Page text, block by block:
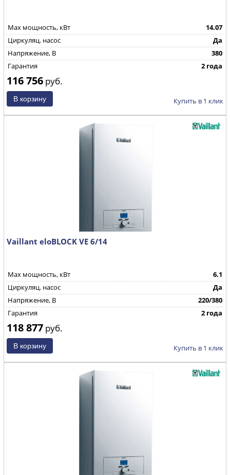
Max мощность, кВт
14.07
Циркуляц. насос
Да
Напряжение, В
380
Гарантия
2 года
116 756 руб.
Купить в 1 клик
Vaillant eloBLOCK VE 6/14
Max мощность, кВт
6.1
Циркуляц. насос
Да
Напряжение, В
220/380
Гарантия
2 года
118 877 руб.
Купить в 1 клик